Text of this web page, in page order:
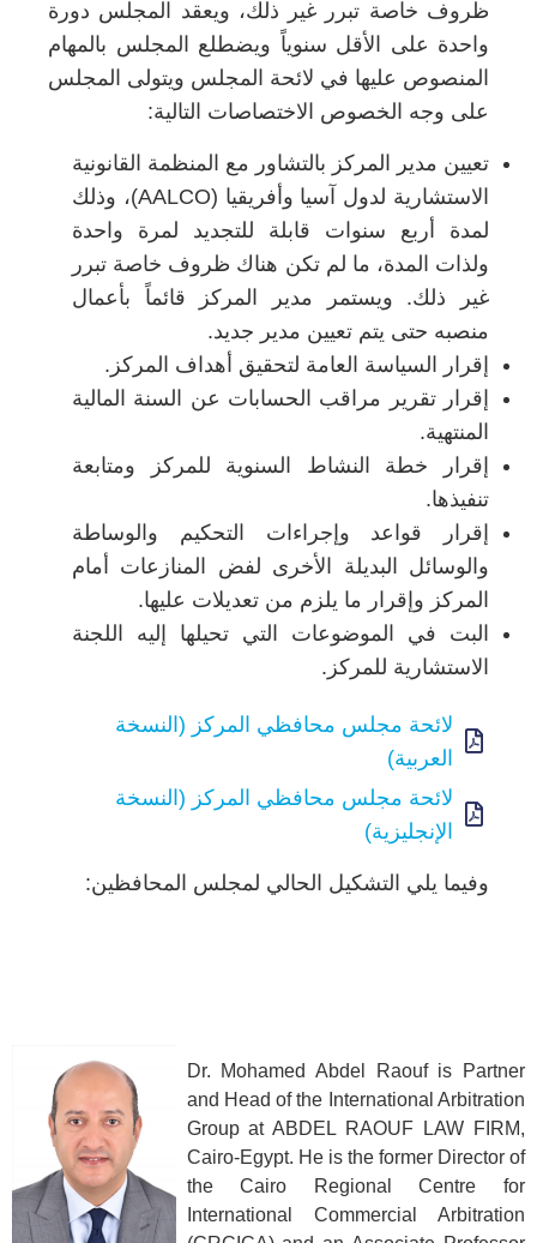
ظروف خاصة تبرر غير ذلك، ويعقد المجلس دورة
واحدة على الأقل سنوياً ويضطلع المجلس بالمهام
المنصوص عليها في لائحة المجلس ويتولى المجلس
على وجه الخصوص الاختصاصات التالية:
تعيين مدير المركز بالتشاور مع المنظمة القانونية
الاستشارية لدول آسيا وأفريقيا (AALCO)، وذلك
لمدة أربع سنوات قابلة للتجديد لمرة واحدة
ولذات المدة، ما لم تكن هناك ظروف خاصة تبرر
غير ذلك. ويستمر مدير المركز قائماً بأعمال
منصبه حتى يتم تعيين مدير جديد.
إقرار السياسة العامة لتحقيق أهداف المركز.
إقرار تقرير مراقب الحسابات عن السنة المالية
المنتهية.
إقرار خطة النشاط السنوية للمركز ومتابعة
تنفيذها.
إقرار قواعد وإجراءات التحكيم والوساطة
والوسائل البديلة الأخرى لفض المنازعات أمام
المركز وإقرار ما يلزم من تعديلات عليها.
البت في الموضوعات التي تحيلها إليه اللجنة
الاستشارية للمركز.
لائحة مجلس محافظي المركز (النسخة
العربية)
لائحة مجلس محافظي المركز (النسخة
الإنجليزية)
وفيما يلي التشكيل الحالي لمجلس المحافظين:
Dr. Mohamed Abdel Raouf is Partner
and Head of the International Arbitration
Group at ABDEL RAOUF LAW FIRM,
Cairo-Egypt. He is the former Director of
the Cairo Regional Centre for
International Commercial Arbitration